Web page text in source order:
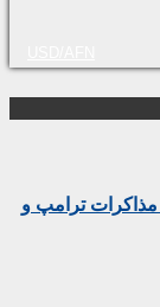
مذاکرات ترامپ و